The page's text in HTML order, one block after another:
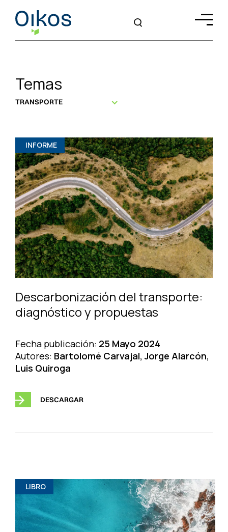
Temas
TRANSPORTE
INFORME
Descarbonización del transporte:
diagnóstico y propuestas
Fecha publicación: 25 Mayo 2024
Autores: Bartolomé Carvajal, Jorge Alarcón,
Luis Quiroga
DESCARGAR
LIBRO